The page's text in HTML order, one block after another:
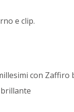
e clip.
con Zaffiro